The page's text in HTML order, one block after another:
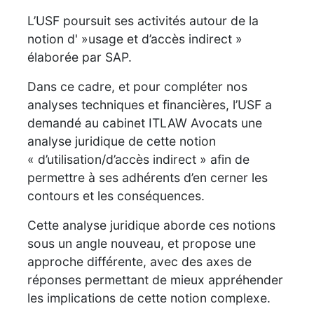
L’USF poursuit ses activités autour de la
notion d' »usage et d’accès indirect »
élaborée par SAP.
Dans ce cadre, et pour compléter nos
analyses techniques et financières, l’USF a
demandé au cabinet ITLAW Avocats une
analyse juridique de cette notion
« d’utilisation/d’accès indirect » afin de
permettre à ses adhérents d’en cerner les
contours et les conséquences.
Cette analyse juridique aborde ces notions
sous un angle nouveau, et propose une
approche différente, avec des axes de
réponses permettant de mieux appréhender
les implications de cette notion complexe.